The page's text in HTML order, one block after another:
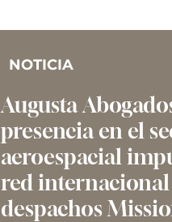
NOTICIA
Augusta
presencia en el
aeroespacial
red internacional
despachos